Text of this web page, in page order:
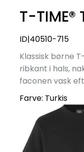
T-
ID|40510-715
Klassisk børne
ribkant i hals,
faconen vask
Farve: Turkis